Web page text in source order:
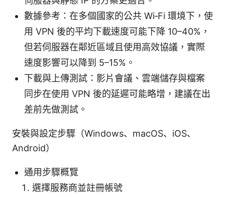
數據參考：在多個國家的公共 Wi‑Fi 環境下，使
用 VPN 後的平均下載速度可能下降 10–40%，
但若伺服器在鄰近區域且使用高效協議，實際
速度影響可以降到 5–15%。
下載與上傳測試：影片會議、雲端儲存與檔案
同步在使用 VPN 後的延遲可能略增，建議在出
差前先做測試。
安裝與設定步驟（Windows、macOS、iOS、
Android）
通用步驟概覽
選擇服務商並註冊帳號